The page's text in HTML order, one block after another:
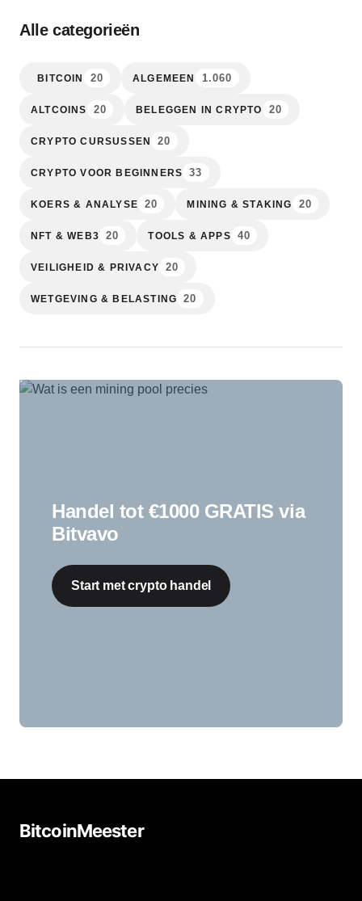
Alle categorieën
BITCOIN 20 ALGEMEEN 1.060
ALTCOINS 20 BELEGGEN IN CRYPTO 20
CRYPTO CURSUSSEN 20
CRYPTO VOOR BEGINNERS 33
KOERS & ANALYSE 20 MINING & STAKING 20
NFT & WEB3 20 TOOLS & APPS 40
VEILIGHEID & PRIVACY 20
WETGEVING & BELASTING 20
Handel tot €1000 GRATIS via
Bitvavo
Start met crypto handel
BitcoinMeester